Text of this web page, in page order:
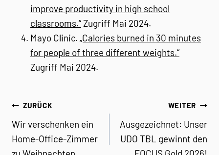
improve productivity in high school
classrooms.“Zugriff Mai 2024.
Mayo Clinic. „Calories burned in 30 minutes
for people of three different weights.“
Zugriff Mai 2024.
Beitragsnavigation
ZURÜCK
Wir verschenken ein
Home-Office-Zimmer
WEITER
Ausgezeichnet: Unser
UDO TBL gewinnt den